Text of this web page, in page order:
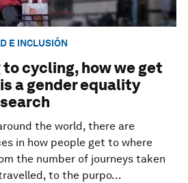
E INCLUSIÓN
cycling, how we get
a gender equality
the world, there are
in how people get to where
the number of journeys taken
to the purpo...